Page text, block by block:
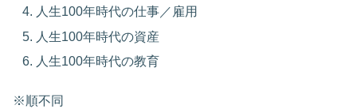
人生100年時代の仕事／雇用
人生100年時代の資産
人生100年時代の教育
※順不同